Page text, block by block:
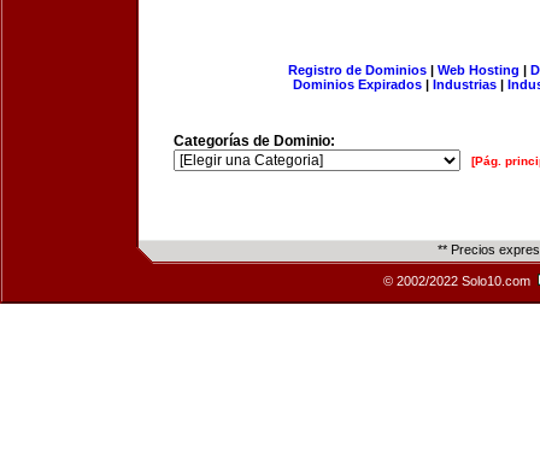
Registro de Dominios| Web Hosting |
Dominios Expirados | Industrias |
Categorías de Dominio:
[Pág.
** Precios
© 2002/2022 Solo10.com